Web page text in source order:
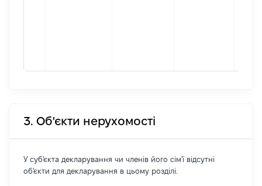
3. Об'єкти нерухомості
У суб'єкта декларування чи членів його сім'ї відсутні
об'єкти для декларування в цьому розділі.